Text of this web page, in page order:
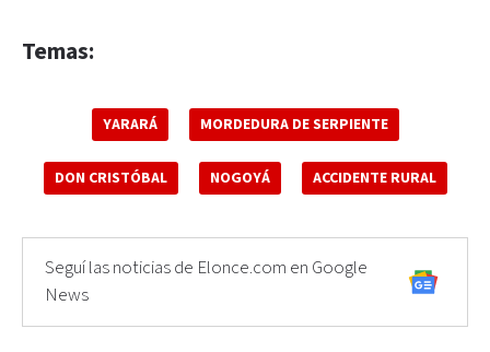
Temas:
YARARÁ MORDEDURA DE SERPIENTE
DON CRISTÓBAL NOGOYÁ ACCIDENTE RURAL
Seguí las noticias de Elonce.com en Google
News